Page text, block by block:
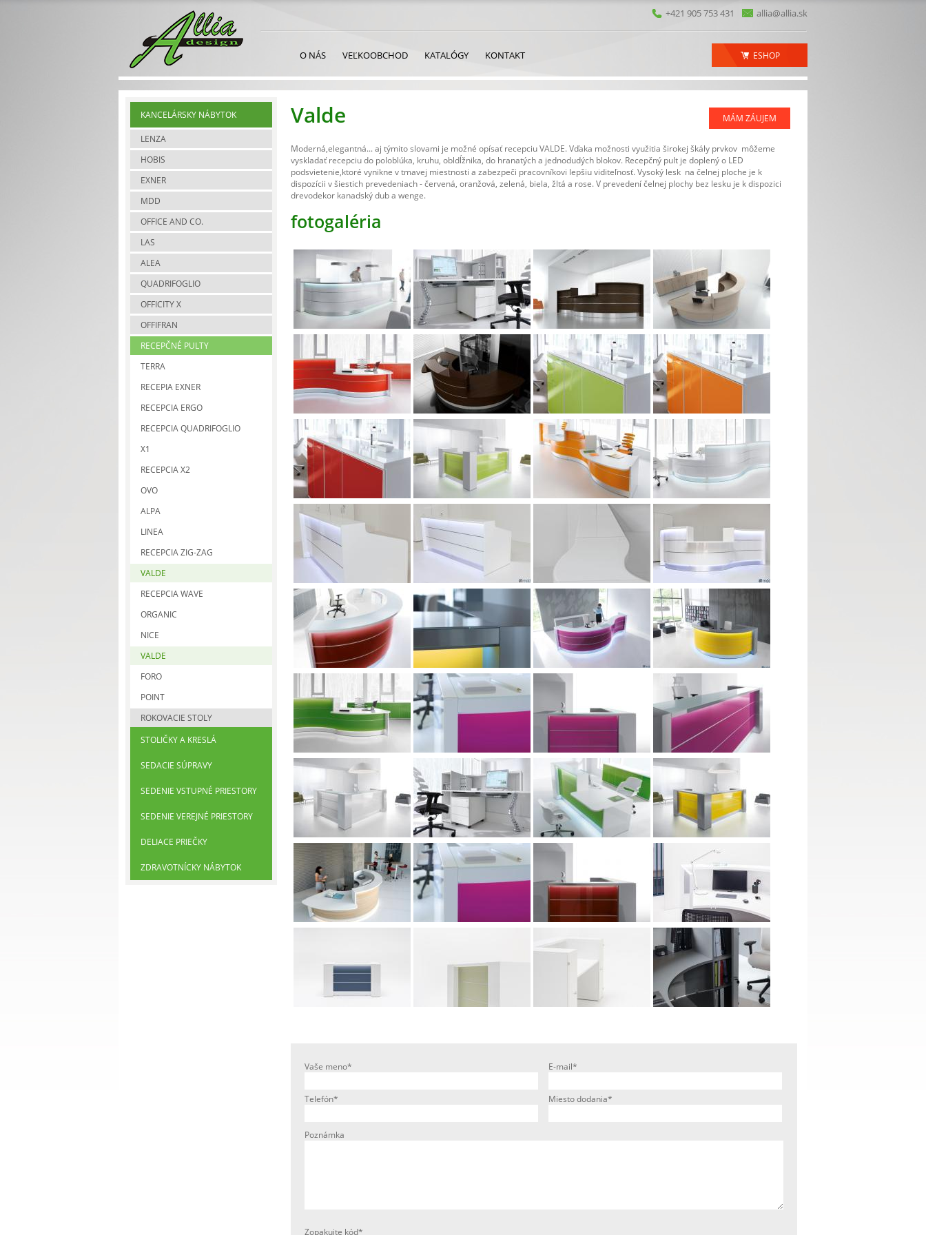
ESHOP
allia@allia.sk
+421 905 753 431
O NÁS VEĽKOOBCHOD KATALÓGY KONTAKT
KANCELÁRSKY NÁBYTOK
LENZA
HOBIS
EXNER
MDD
OFFICE AND CO.
LAS
ALEA
QUADRIFOGLIO
OFFICITY X
OFFIFRAN
RECEPČNÉ PULTY
TERRA
RECEPIA EXNER
RECEPCIA ERGO
RECEPCIA QUADRIFOGLIO
X1
RECEPCIA X2
OVO
ALPA
LINEA
RECEPCIA ZIG-ZAG
VALDE
RECEPCIA WAVE
ORGANIC
NICE
VALDE
FORO
POINT
ROKOVACIE STOLY
STOLIČKY A KRESLÁ
SEDACIE SÚPRAVY
SEDENIE VSTUPNÉ PRIESTORY
SEDENIE VEREJNÉ PRIESTORY
DELIACE PRIEČKY
ZDRAVOTNÍCKY NÁBYTOK
Valde MÁM ZÁUJEM
Moderná,elegantná... aj týmito slovami je možné opísať recepciu VALDE. Vďaka možnosti využitia širokej škály prvkov môžeme
vyskladať recepciu do poloblúka, kruhu, obldĺžnika, do hranatých a jednodudých blokov. Recepčný pult je doplený o LED
podsvietenie,ktoré vynikne v tmavej miestnosti a zabezpeči pracovníkovi lepšiu viditeľnosť. Vysoký lesk na čelnej ploche je k
dispozícii v šiestich prevedeniach - červená, oranžová, zelená, biela, žltá a rose. V prevedení čelnej plochy bez lesku je k dispozici
drevodekor kanadský dub a wenge.
fotogaléria
Vaše meno* E-mail*
Telefón* Miesto dodania*
Poznámka
Zopakujte kód*